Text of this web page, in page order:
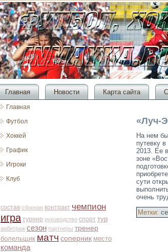
Главная Новости Карта сайта
Главная
Футбол
Хоккей
График
Игроки
Клуб
состав сборная контракт чемпион
игра турнир руководство спорт тур
арбитраж сезон партнеры тренер
болельщик матч соперник место
команда
«Луч-
На нем
путевку
2013. Ее
зоне
сути
очень
Метки: